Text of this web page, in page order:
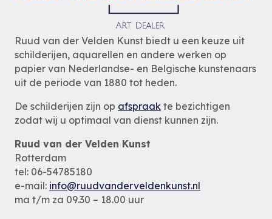
Ruud van der Velden Kunst biedt u een keuze uit
schilderijen, aquarellen en andere werken op
papier van Nederlandse- en Belgische kunstenaars
uit de periode van 1880 tot heden.
De schilderijen zijn op afspraak te bezichtigen
zodat wij u optimaal van dienst kunnen zijn.
Ruud van der Velden Kunst
Rotterdam
tel: 06-54785180
e-mail: info@ruudvanderveldenkunst.nl
ma t/m za 09.30 – 18.00 uur